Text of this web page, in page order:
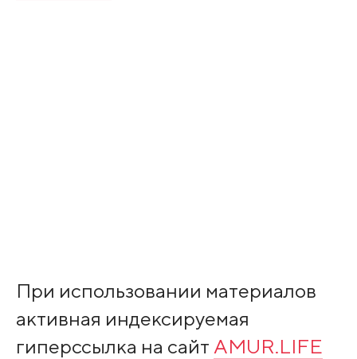
При использовании материалов
активная индексируемая
гиперссылка на сайт AMUR.LIFE